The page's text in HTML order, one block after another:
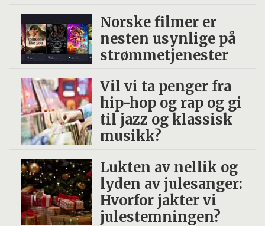
Norske filmer er
nesten usynlige på
strømmetjenester
Vil vi ta penger fra
hip-hop og rap og gi
til jazz og klassisk
musikk?
Lukten av nellik og
lyden av julesanger:
Hvorfor jakter vi
julestemningen?